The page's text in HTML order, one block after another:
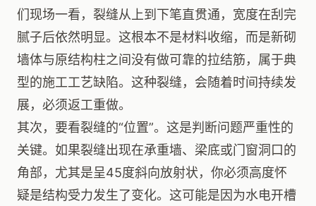
们现场一看，裂缝从上到下笔直贯通，宽度在刮完
腻子后依然明显。这根本不是材料收缩，而是新砌
墙体与原结构柱之间没有做可靠的拉结筋，属于典
型的施工工艺缺陷。这种裂缝，会随着时间持续发
展，必须返工重做。
其次，要看裂缝的“位置”。这是判断问题严重性的
关键。如果裂缝出现在承重墙、梁底或门窗洞口的
角部，尤其是呈45度斜向放射状，你必须高度怀
疑是结构受力发生了变化。这可能是因为水电开槽